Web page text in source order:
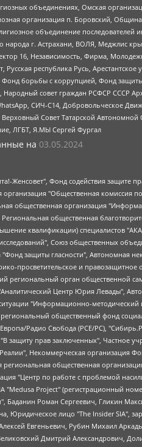
объединениях, Омская
организация п. Боровский,
объединение
г. Астрахани, ВОЛЯ, Меджлис
16, Независимость, Фирма,
Русская республика Русь,
борьбы с коррупцией, Фонд
совет граждан РСФСР СССР
СИЧ-С14, Добровольческое
Совет Татарской
ЛГБТ, Я.МЫ Сергей Фургал
на 03.05.2024
информационное агентство "MEDIUM-ORIENT", Красноярская региональная общественная организация "Мы против СПИДа", Камалягин Денис Николаевич, Маркелов Сергей Евгеньевич, Пономарев Лев Александрович, Савицкая Людмила Алексеевна, Автономная некоммерческая организация "Центр по работе с проблемой насилия "НАСИЛИЮ.НЕТ", Межрегиональный профессиональный союз работников здравоохранения "Альянс врачей", Юридическое лицо, зарегистрированное в Латвийской Республике, SIA "Medusa Project" (регистрационный номер 40103797863, дата регистрации 10.06.2014), Некоммерческая организация "Фонд по борьбе с коррупцией", Автономная некоммерческая организация "Институт права и публичной политики", Баданин Роман Сергеевич, Гликин Максим Александрович, Железнова Мария Михайловна, Лукьянова Юлия Сергеевна, Маетная Елизавета Витальевна, Маняхин Петр Борисович, Чуракова Ольга Владимировна, Ярош Юлия Петровна, Юридическое лицо "The Insider SIA", зарегистрированное в Риге, Латвийская Республика (дата регистрации 26.06.2015), являющееся администратором доменного имени интернет-издания "The Insider SIA", https://theins.ru, Постернак Алексей Евгеньевич, Рубин Михаил Аркадьевич, Анин Роман Александрович, Юридическое лицо Istories fonds, зарегистрированное в Латвийской Республике (регистрационный номер 50008295751, дата регистрации 24.02.2020), Великовский Дмитрий Александрович, Долинина Ирина Николаевна, Мароховская Алеся Алексеевна, Шлейнов Роман Юрьевич, Шмагун Олеся Валентиновна, Общество с ограниченной ответственностью "Альтаир 2021", Общество с ограниченной ответственностью "Вега 2021", Общество с ограниченной ответственностью "Главный